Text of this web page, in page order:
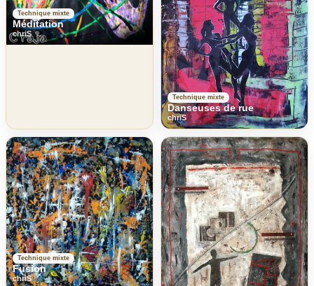
Technique mixte
Méditation
chriS
Technique mixte
Danseuses de rue
chriS
Technique mixte
Fusion
chriS